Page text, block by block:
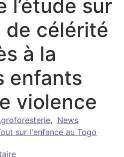
l’étude sur
de célérité
à la
enfants
violence
, News
sur l'enfance au Togo